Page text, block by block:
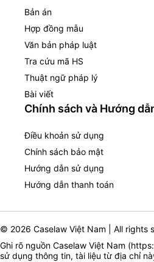
Bản án
Hợp đồng mẫu
Văn bản pháp luật
Tra cứu mã HS
Thuật ngữ pháp lý
Bài viết
Chính sách và Hướng
Điều khoản sử dụng
Chính sách bảo mật
Hướng dẫn sử dụng
Hướng dẫn thanh toán
© 2026 Caselaw Việt Nam | All rights
Ghi rõ nguồn Caselaw Việt Nam (
sử dụng thông tin, tài liệu từ địa chỉ